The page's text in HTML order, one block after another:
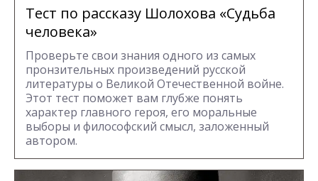
Тест по рассказу Шолохова «Судьба
человека»
Проверьте свои знания одного из самых
пронзительных произведений русской
литературы о Великой Отечественной войне.
Этот тест поможет вам глубже понять
характер главного героя, его моральные
выборы и философский смысл, заложенный
автором.